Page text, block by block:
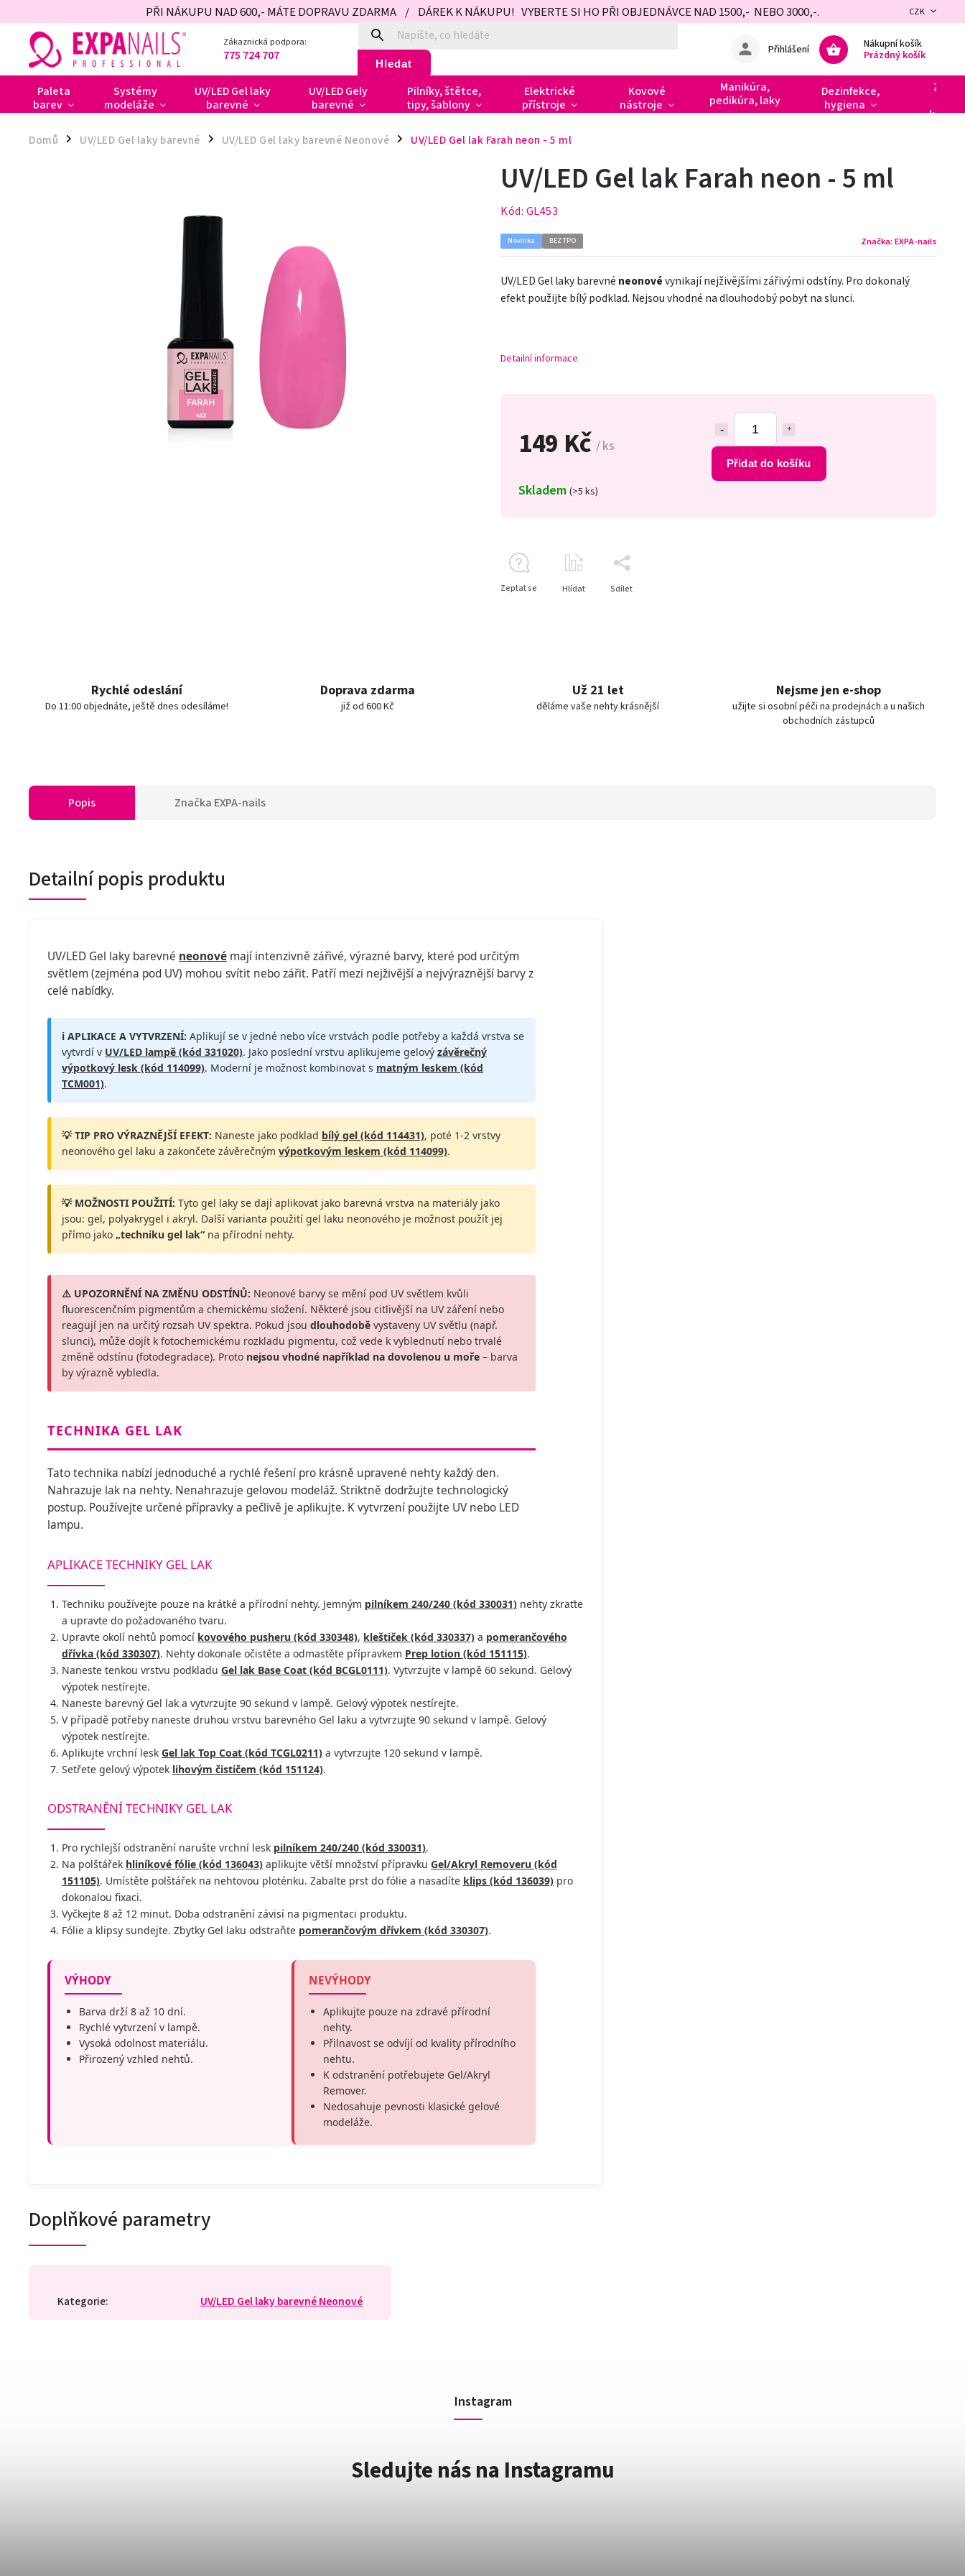
PŘI NÁKUPU NAD 600,- MÁTE DOPRAVU ZDARMA / DÁREK K NÁKUPU! VYBERTE SI HO PŘI OBJEDNÁVCE NAD 1500,- NEBO 3000,-. CZK
Zákaznická podpora:
775 724 707 Hledat
Nákupní košík
Prázdný košík
Přihlášení
Paleta
barev
Systémy
modeláže
UV/LED Gel laky
barevné
UV/LED Gely
barevné
Pilníky, štětce,
tipy, šablony
Elektrické
přístroje
Kovové
nástroje
Manikúra,
pedikúra, laky
Dezinfekce,
hygiena
Domů / UV/LED Gel laky barevné / UV/LED Gel laky barevné Neonové / UV/LED Gel lak Farah neon - 5 ml
149 Kč / ks
Přidat do košíku
Skladem (>5 ks)
UV/LED Gel lak Farah neon - 5 ml
Kód: GL453
Novinka BEZ TPO Značka: EXPA-nails
UV/LED Gel laky barevné neonovévynikají nejživějšími zářivými odstíny. Pro dokonalý
efekt použijte bílý podklad. Nejsou vhodné na dlouhodobý pobyt na slunci.
Detailní informace
Zeptat se Hlídat Sdílet
Rychlé odeslání
Do 11:00 objednáte, ještě dnes odesíláme!
Doprava zdarma
již od 600 Kč
Už 21 let
děláme vaše nehty krásnější
Nejsme jen e-shop
užijte si osobní péči na prodejnách a u našich
obchodních zástupců
Popis Značka EXPA-nails
Detailní popis produktu
UV/LED Gel laky barevné neonové mají intenzivně zářivé, výrazné barvy, které pod určitým
světlem (zejména pod UV) mohou svítit nebo zářit. Patří mezi nejživější a nejvýraznější barvy z
celé nabídky.
ℹ️ APLIKACE A VYTVRZENÍ: Aplikují se v jedné nebo více vrstvách podle potřeby a každá vrstva se
vytvrdí v UV/LED lampě (kód 331020). Jako poslední vrstvu aplikujeme gelový závěrečný
výpotkový lesk (kód 114099). Moderní je možnost kombinovat s matným leskem (kód
TCM001).
💡 TIP PRO VÝRAZNĚJŠÍ EFEKT: Naneste jako podklad bílý gel (kód 114431), poté 1-2 vrstvy
neonového gel laku a zakončete závěrečným výpotkovým leskem (kód 114099).
💡 MOŽNOSTI POUŽITÍ: Tyto gel laky se dají aplikovat jako barevná vrstva na materiály jako
jsou: gel, polyakrygel i akryl. Další varianta použití gel laku neonového je možnost použít jej
přímo jako „techniku gel lak“ na přírodní nehty.
⚠️ UPOZORNĚNÍ NA ZMĚNU ODSTÍNŮ: Neonové barvy se mění pod UV světlem kvůli
fluorescenčním pigmentům a chemickému složení. Některé jsou citlivější na UV záření nebo
reagují jen na určitý rozsah UV spektra. Pokud jsou dlouhodobě vystaveny UV světlu (např.
slunci), může dojít k fotochemickému rozkladu pigmentu, což vede k vyblednutí nebo trvalé
změně odstínu (fotodegradace). Proto nejsou vhodné například na dovolenou u moře – barva
by výrazně vybledla.
TECHNIKA GEL LAK
Tato technika nabízí jednoduché a rychlé řešení pro krásně upravené nehty každý den.
Nahrazuje lak na nehty. Nenahrazuje gelovou modeláž. Striktně dodržujte technologický
postup. Používejte určené přípravky a pečlivě je aplikujte. K vytvrzení použijte UV nebo LED
lampu.
APLIKACE TECHNIKY GEL LAK
Techniku používejte pouze na krátké a přírodní nehty. Jemným pilníkem 240/240 (kód 330031) nehty zkraťte
a upravte do požadovaného tvaru.
Upravte okolí nehtů pomocí kovového pusheru (kód 330348), kleštiček (kód 330337) a pomerančového
dřívka (kód 330307). Nehty dokonale očistěte a odmastěte přípravkem Prep lotion (kód 151115).
Naneste tenkou vrstvu podkladu Gel lak Base Coat (kód BCGL0111). Vytvrzujte v lampě 60 sekund. Gelový
výpotek nestírejte.
Naneste barevný Gel lak a vytvrzujte 90 sekund v lampě. Gelový výpotek nestírejte.
V případě potřeby naneste druhou vrstvu barevného Gel laku a vytvrzujte 90 sekund v lampě. Gelový
výpotek nestírejte.
Aplikujte vrchní lesk Gel lak Top Coat (kód TCGL0211) a vytvrzujte 120 sekund v lampě.
Setřete gelový výpotek lihovým čističem (kód 151124).
ODSTRANĚNÍ TECHNIKY GEL LAK
Pro rychlejší odstranění narušte vrchní lesk pilníkem 240/240 (kód 330031).
Na polštářek hliníkové fólie (kód 136043) aplikujte větší množství přípravku Gel/Akryl Removeru (kód
151105). Umístěte polštářek na nehtovou ploténku. Zabalte prst do fólie a nasadíte klips (kód 136039) pro
dokonalou fixaci.
Vyčkejte 8 až 12 minut. Doba odstranění závisí na pigmentaci produktu.
Fólie a klipsy sundejte. Zbytky Gel laku odstraňte pomerančovým dřívkem (kód 330307).
VÝHODY
Barva drží 8 až 10 dní.
Rychlé vytvrzení v lampě.
Vysoká odolnost materiálu.
Přirozený vzhled nehtů.
NEVÝHODY
Aplikujte pouze na zdravé přírodní
nehty.
Přilnavost se odvíjí od kvality přírodního
nehtu.
K odstranění potřebujete Gel/Akryl
Remover.
Nedosahuje pevnosti klasické gelové
modeláže.
Doplňkové parametry
Kategorie: UV/LED Gel laky barevné Neonové
Instagram
Sledujte nás na Instagramu